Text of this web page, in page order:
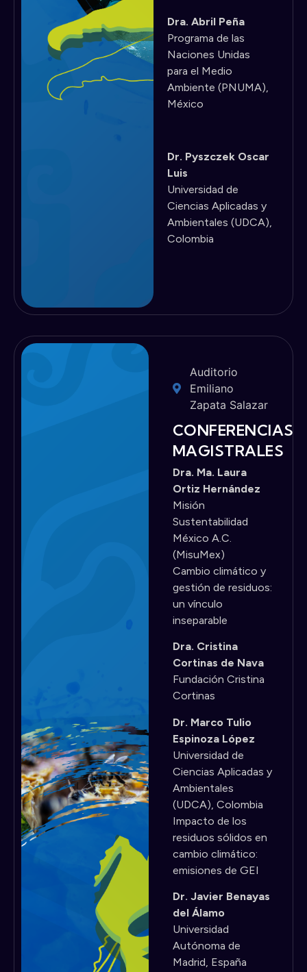
Dra. Abril Peña
Programa de las
Naciones Unidas
para el Medio
Ambiente (PNUMA),
México
Dr. Pyszczek Oscar
Luis
Universidad de
Ciencias Aplicadas y
Ambientales (UDCA),
Colombia
Auditorio
Emiliano
Zapata Salazar
CONFERENCIAS
MAGISTRALES
Dra. Ma. Laura
Ortiz Hernández
Misión
Sustentabilidad
México A.C.
(MisuMex)
Cambio climático y
gestión de residuos:
un vínculo
inseparable
Dra. Cristina
Cortinas de Nava
Fundación Cristina
Cortinas
Dr. Marco Tulio
Espinoza López
Universidad de
Ciencias Aplicadas y
Ambientales
(UDCA), Colombia
Impacto de los
residuos sólidos en
cambio climático:
emisiones de GEI
Dr. Javier Benayas
del Álamo
Universidad
Autónoma de
Madrid, España